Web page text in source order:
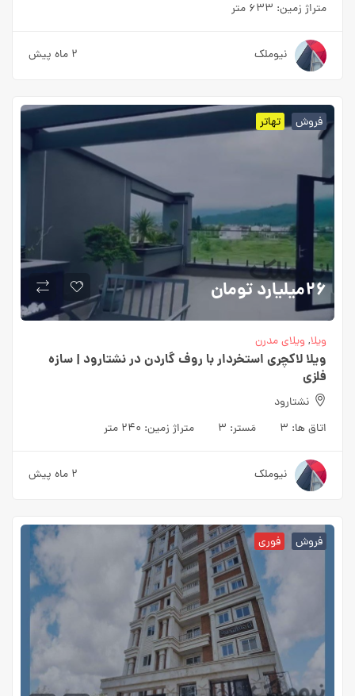
متراژ زمین: 633 متر
نیوملک 2 ماه پیش
فروش تهاتر
26میلیارد تومان
ویلا,ویلای مدرن
ویلا لاکچری استخردار با روف گاردن در نشتارود | سازه
فلزی
نشتارود
اتاق ها: 3 مَستر: 3 متراژ زمین: 240 متر
نیوملک 2 ماه پیش
فروش فوری